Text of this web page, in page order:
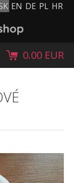
EN DE PL HR
0.00 EUR